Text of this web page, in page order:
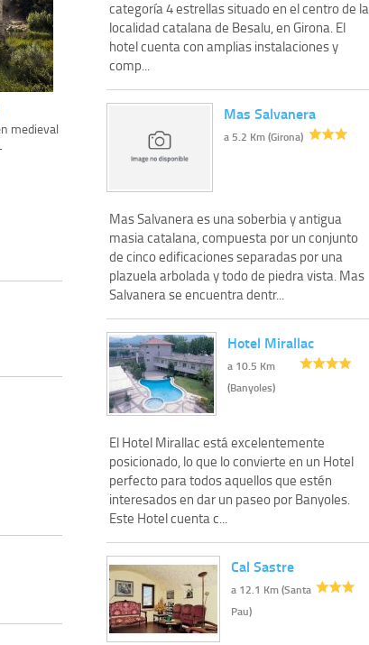
medieval
categoría 4 estrellas situado en el centro de la
localidad catalana de Besalu, en Girona. El
hotel cuenta con amplias instalaciones y
comp...
Mas Salvanera
a 5.2 Km (Girona)
Mas Salvanera es una soberbia y antigua
masia catalana, compuesta por un conjunto
de cinco edificaciones separadas por una
plazuela arbolada y todo de piedra vista. Mas
Salvanera se encuentra dentr...
Hotel Mirallac
a 10.5 Km
(Banyoles)
El Hotel Mirallac está excelentemente
posicionado, lo que lo convierte en un Hotel
perfecto para todos aquellos que estén
interesados en dar un paseo por Banyoles.
Este Hotel cuenta c...
Cal Sastre
a 12.1 Km (Santa
Pau)